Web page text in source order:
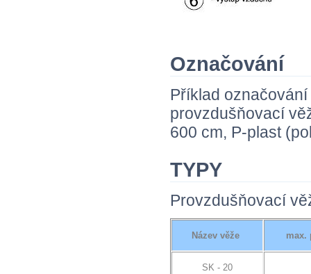
Označování
Příklad
provzdušňovací
600 cm, P-plast
TYPY
Provzdušňovací
Název věže max.
SK - 20